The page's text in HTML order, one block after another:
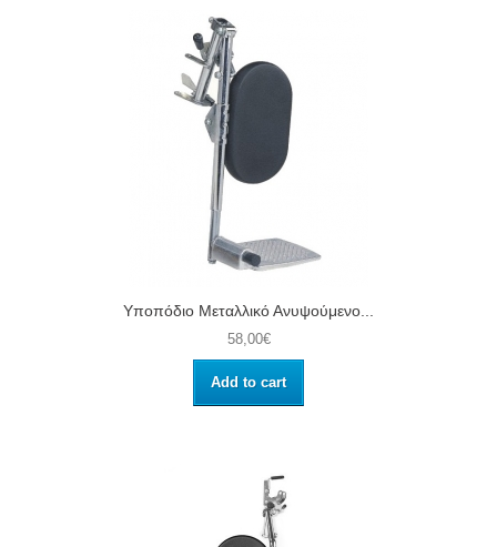
Υποπόδιο Μεταλλικό Ανυψούμενο...
58,00€
Add to cart